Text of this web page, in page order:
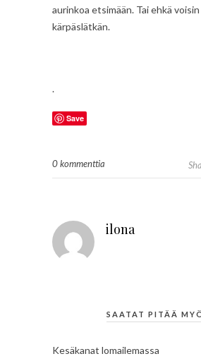
aurinkoa etsimään. Tai ehkä
kärpäslätkän.
.
Save
0 kommenttia
ilona
SAATAT PITÄÄ
Kesäkanat lomailemassa